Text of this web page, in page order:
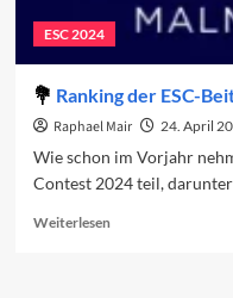
ESC 2024
Ranking der ESC-
Raphael Mair 24. April
Wie schon im Vorjahr
Contest 2024 teil,
WeiterlesenRead